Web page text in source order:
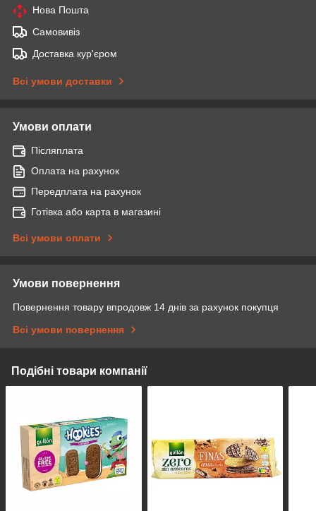
Нова Пошта
Самовивіз
Доставка кур'єром
Всі умови доставки
Умови оплати
Післяплата
Оплата на рахунок
Передплата на рахунок
Готівка або карта в магазині
Всі умови оплати
Умови повернення
Повернення товару впродовж 14 днів за рахунок покупця
Всі умови повернення
Подібні товари компанії